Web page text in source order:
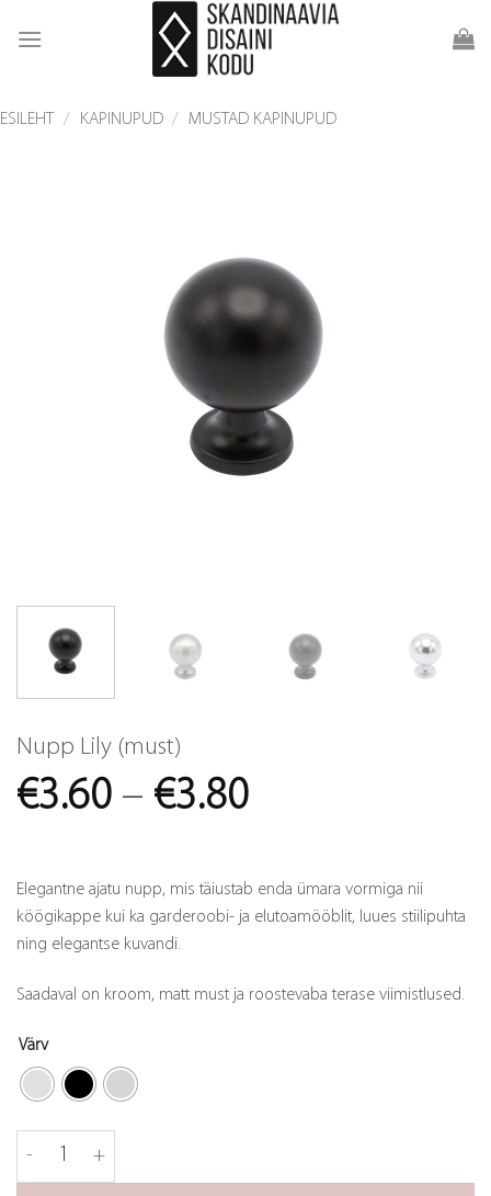
ESILEHT / KAPINUPUD / MUSTAD KAPINUPUD
Nupp Lily (must)
€3.60 – €3.80Price
€3.60
through
Elegantne ajatu nupp, mis täiustab enda ümara vormiga nii
köögikappe kui ka garderoobi- ja elutoamööblit, luues stiilipuhta
ning elegantse kuvandi.
Saadaval on kroom, matt must ja roostevaba terase viimistlused.
Värv
Nupp Lily (must) kogus